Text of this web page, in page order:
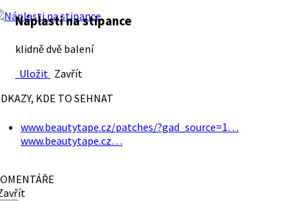
Náplasti na stipance
klidně dvě balení
Uložit Zavřít
KDE TO SEHNAT
www.beautytape.cz/patches/?gad_source=1…
www.beautytape.cz…